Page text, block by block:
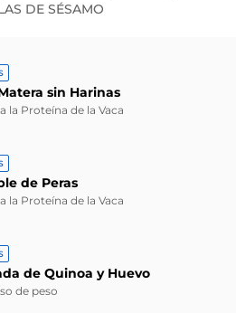
DE SÉSAMO
sin Harinas
la Proteína de la Vaca
de Peras
la Proteína de la Vaca
de Quinoa y Huevo
de peso